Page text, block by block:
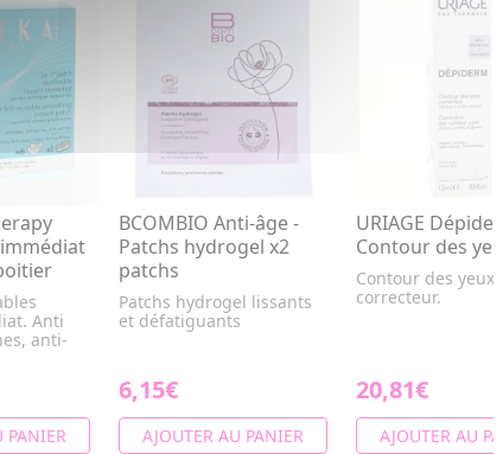
Anti
anti-
PANIER
BCOMBIO Anti-âge -
Patchs hydrogel x2
patchs
Patchs hydrogel lissants
et défatiguants
6,15€
AJOUTER AU PANIER
URIAGE
Contour des
Contour des yeux
correcteur.
20,81€
AJOUTER AU